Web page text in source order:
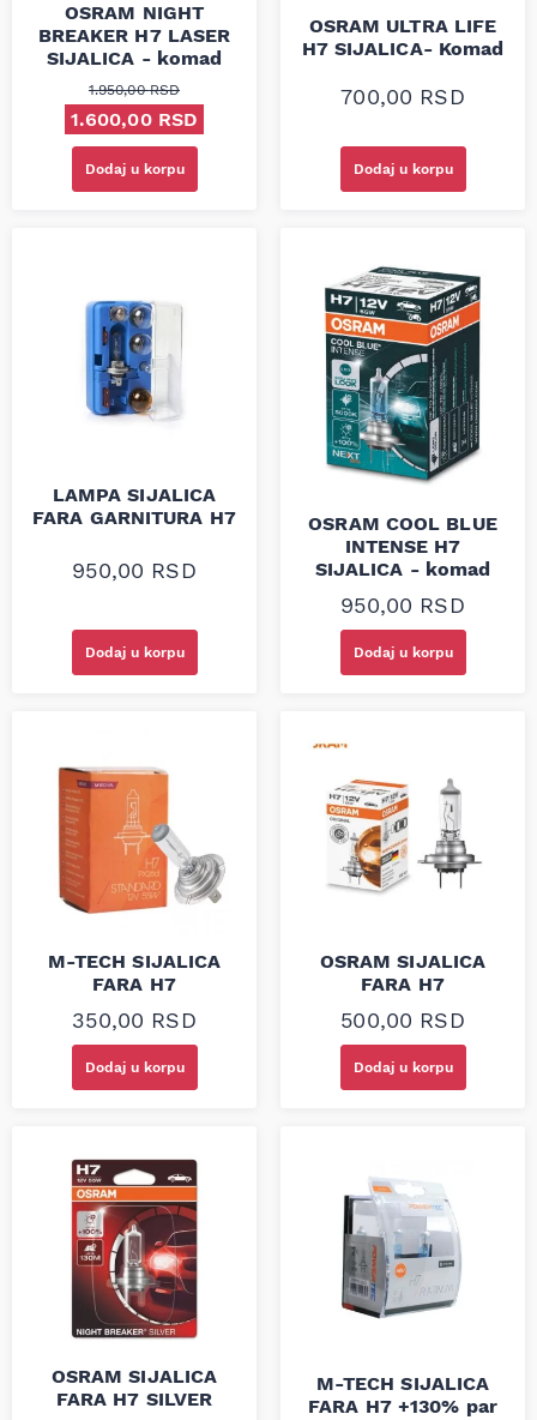
OSRAM NIGHT
BREAKER H7 LASER
SIJALICA - komad
1.950,00RSD
Originalna cena je bila: 1.950,00 RSD.
1.600,00 RSD Trenutna cena je: 1.600,00 RSD.
Dodaj u korpu
OSRAM ULTRA LIFE
H7 SIJALICA- Komad
700,00 RSD
Dodaj u korpu
LAMPA SIJALICA
FARA GARNITURA H7
950,00 RSD
Dodaj u korpu
OSRAM COOL BLUE
INTENSE H7
SIJALICA - komad
950,00 RSD
Dodaj u korpu
M-TECH SIJALICA
FARA H7
350,00 RSD
Dodaj u korpu
OSRAM SIJALICA
FARA H7
500,00 RSD
Dodaj u korpu
OSRAM SIJALICA
FARA H7 SILVER
M-TECH SIJALICA
FARA H7 +130% par